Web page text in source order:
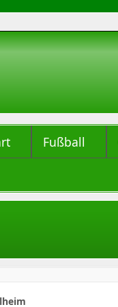
Fußball